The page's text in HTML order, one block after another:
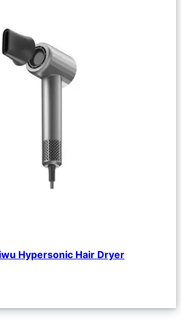
Hypersonic Hair Dryer